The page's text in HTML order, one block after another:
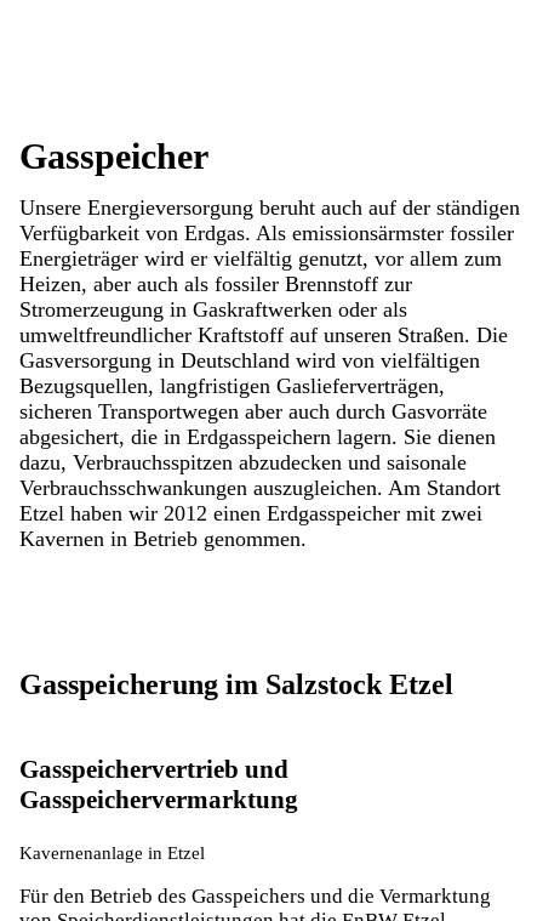
Gasspeicher
Unsere Energieversorgung beruht auch auf der ständigen
Verfügbarkeit von Erdgas. Als emissionsärmster fossiler
Energieträger wird er vielfältig genutzt, vor allem zum
Heizen, aber auch als fossiler Brennstoff zur
Stromerzeugung in Gaskraftwerken oder als
umweltfreundlicher Kraftstoff auf unseren Straßen. Die
Gasversorgung in Deutschland wird von vielfältigen
Bezugsquellen, langfristigen Gaslieferverträgen,
sicheren Transportwegen aber auch durch Gasvorräte
abgesichert, die in Erdgasspeichern lagern. Sie dienen
dazu, Verbrauchsspitzen abzudecken und saisonale
Verbrauchsschwankungen auszugleichen. Am Standort
Etzel haben wir 2012 einen Erdgasspeicher mit zwei
Kavernen in Betrieb genommen.
Gasspeicherung im Salzstock Etzel
Gasspeichervertrieb und
Gasspeichervermarktung
Kavernenanlage in Etzel
Für den Betrieb des Gasspeichers und die Vermarktung